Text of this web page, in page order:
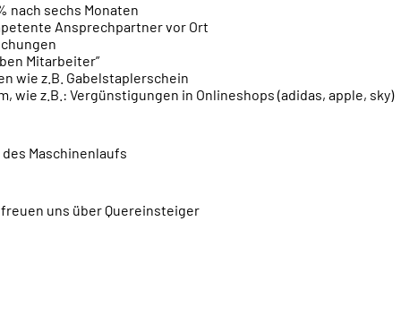
nach sechs Monaten
Ansprechpartner vor Ort
Mitarbeiter”
wie z.B. Gabelstaplerschein
z.B.: Vergünstigungen in Onlineshops (adidas, apple, sky)
Maschinenlaufs
uns über Quereinsteiger